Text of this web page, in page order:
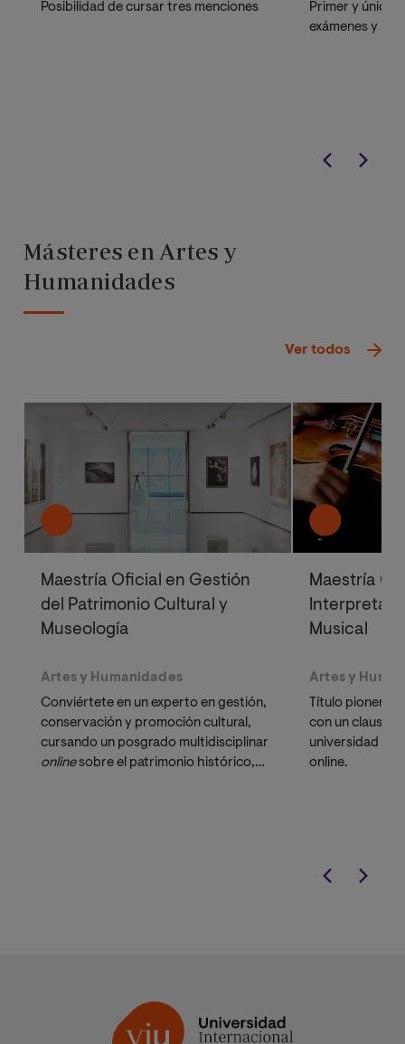
Posibilidad de cursar tres menciones
Primer y único
exámenes y
Másteres en Artes y
Humanidades
Maestría Oficial en Gestión
del Patrimonio Cultural y
Museología
Artes y Humanidades
Conviértete en un experto en gestión,
conservación y promoción cultural,
cursando un posgrado multidisciplinar
online sobre el patrimonio histórico,
Maestría
Musical
Artes y
Título pionero
con un claustro
universidad
online.
Ver todos